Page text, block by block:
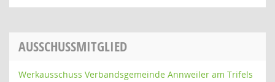
AUSSCHUSSMITGLIED
Werkausschuss Verbandsgemeinde Annweiler am Trifels